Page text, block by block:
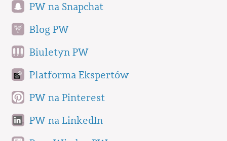
PW na Snapchat
Blog PW
Biuletyn PW
Platforma Ekspertów
PW na Pinterest
PW na LinkedIn